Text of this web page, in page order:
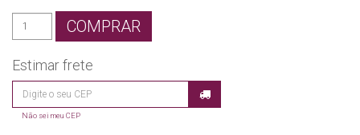
COMPRAR
Estimar frete
Não sei meu CEP